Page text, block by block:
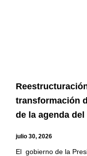
transformación
de la agenda
julio 30, 2026
El gobierno de la